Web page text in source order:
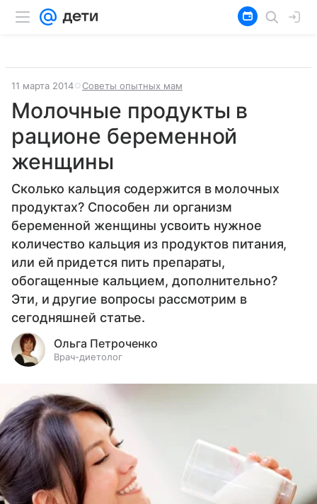
11 марта 2014 Советы опытных мам
Молочные продукты в
рационе беременной
женщины
Сколько кальция содержится в молочных
продуктах? Способен ли организм
беременной женщины усвоить нужное
количество кальция из продуктов питания,
или ей придется пить препараты,
обогащенные кальцием, дополнительно?
Эти, и другие вопросы рассмотрим в
сегодняшней статье.
Ольга Петроченко
Врач-диетолог